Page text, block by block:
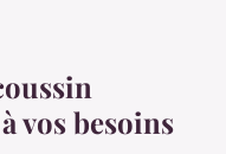
vos besoins